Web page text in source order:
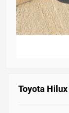
Toyota Hilux